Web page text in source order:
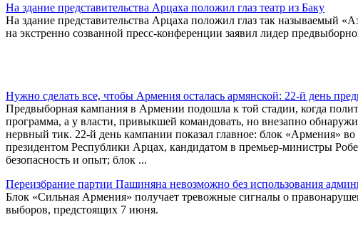
На здание представительства Арцаха положил глаз театр из Баку
На здание представительства Арцаха положил глаз так называемый
на экстренно созванной пресс-конференции заявил лидер
Нужно сделать все, чтобы Армения осталась армянской: 22-й день
Предвыборная кампания в Армении подошла к той стадии, когда
программа, а у власти, привыкшей командовать, но внезапно
нервный тик. 22-й день кампании показал главное: блок «Армения»
президентом Республики Арцах, кандидатом в премьер-министры
безопасность и опыт; блок ...
Переизбрание партии Пашиняна невозможно без использования
Блок «Сильная Армения» получает тревожные сигналы о
выборов, предстоящих 7 июня.